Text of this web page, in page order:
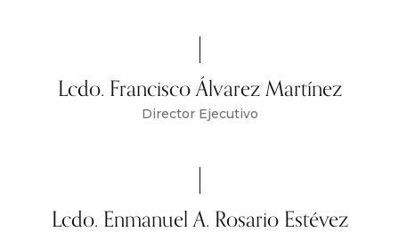
Lcdo. Francisco Álvarez Martínez
Director Ejecutivo
Lcdo. Enmanuel A. Rosario Estévez